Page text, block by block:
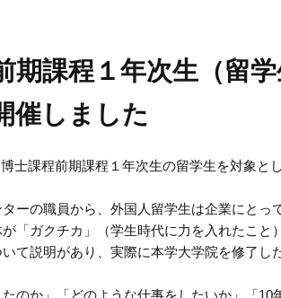
期課程１年次生（留
催しました
士課程前期課程１年次生の留学生を対象と
ーの職員から、外国人留学生は企業にとっ
「ガクチカ」（学生時代に力を入れたこと
て説明があり、実際に本学大学院を修了し